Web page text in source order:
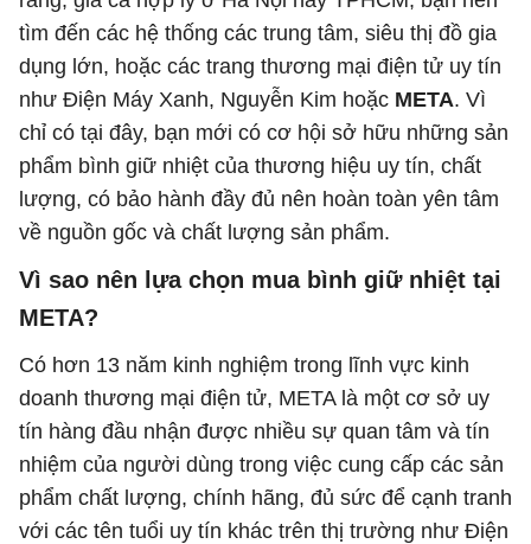
tìm đến các hệ thống các trung tâm, siêu thị đồ gia
dụng lớn, hoặc các trang thương mại điện tử uy tín
như Điện Máy Xanh, Nguyễn Kim hoặc META. Vì
chỉ có tại đây, bạn mới có cơ hội sở hữu những sản
phẩm bình giữ nhiệt của thương hiệu uy tín, chất
lượng, có bảo hành đầy đủ nên hoàn toàn yên tâm
về nguồn gốc và chất lượng sản phẩm.
Vì sao nên lựa chọn mua bình giữ nhiệt tại
META?
Có hơn 13 năm kinh nghiệm trong lĩnh vực kinh
doanh thương mại điện tử, META là một cơ sở uy
tín hàng đầu nhận được nhiều sự quan tâm và tín
nhiệm của người dùng trong việc cung cấp các sản
phẩm chất lượng, chính hãng, đủ sức để cạnh tranh
với các tên tuổi uy tín khác trên thị trường như Điện